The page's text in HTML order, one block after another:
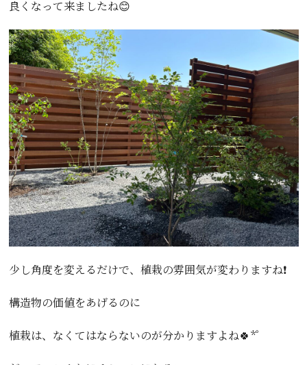
良くなって来ましたね😊
少し角度を変えるだけで、植栽の雰囲気が変わりますね❗️
構造物の価値をあげるのに
植栽は、なくてはならないのが分かりますよね🍀*゜